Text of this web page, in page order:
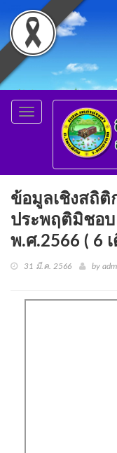
Toggle
navigation
ข้อมูลเชิงสถิติ
ประพฤติมิชอ
พ.ศ.2566 ( 6
31 มี.ค. 2566 by